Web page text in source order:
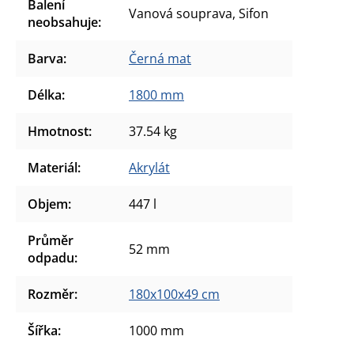
Balení
neobsahuje: Vanová souprava, Sifon
Barva: Černá mat
Délka: 1800 mm
Hmotnost: 37.54 kg
Materiál: Akrylát
Objem: 447 l
Průměr
odpadu: 52 mm
Rozměr: 180x100x49 cm
Šířka: 1000 mm